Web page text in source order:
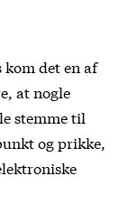
kom det en af
at nogle
stemme til
og prikke,